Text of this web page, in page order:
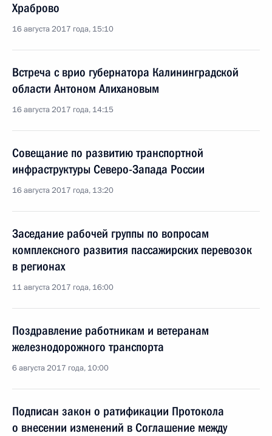
Храброво
16 августа 2017 года, 15:10
Встреча с врио губернатора Калининградской
области Антоном Алихановым
16 августа 2017 года, 14:15
Совещание по развитию транспортной
инфраструктуры Северо-Запада России
16 августа 2017 года, 13:20
Заседание рабочей группы по вопросам
комплексного развития пассажирских перевозок
в регионах
11 августа 2017 года, 16:00
Поздравление работникам и ветеранам
железнодорожного транспорта
6 августа 2017 года, 10:00
Подписан закон о ратификации Протокола
о внесении изменений в Соглашение между